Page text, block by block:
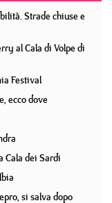
Strade chiuse e
al Cala di Volpe di
Festival
ecco dove
Cala dei Sardi
si salva dopo